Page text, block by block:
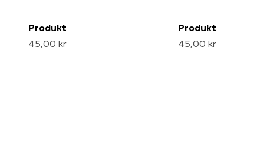
Produkt
45,00 kr
Produkt
45,00 kr